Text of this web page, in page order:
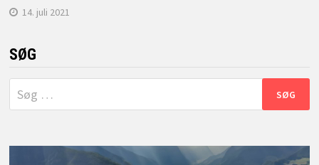
14. juli 2021
SØG
Søg
efter: